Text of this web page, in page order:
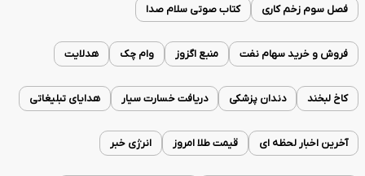
فصل سوم زخم کاری کتاب صوتی سلام صدا
فروش و خرید سهام نفت منبع اگزوز وام چک هدلایت
کاخ لبخند دندان پزشکی دریافت خسارت سیار هدایای تبلیغاتی
آخرین اخبار لحظه ای قیمت طلا امروز انرژی خبر